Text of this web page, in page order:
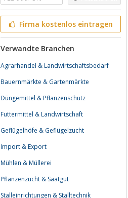
Firma kostenlos eintragen
Verwandte Branchen
Agrarhandel & Landwirtschaftsbedarf
Bauernmärkte & Gartenmärkte
Düngemittel & Pflanzenschutz
Futtermittel & Landwirtschaft
Geflügelhöfe & Geflügelzucht
Import & Export
Mühlen & Müllerei
Pflanzenzucht & Saatgut
Stalleinrichtungen & Stalltechnik